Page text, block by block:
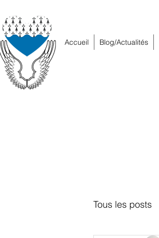
Accueil Blog/Actualités
Tous les posts